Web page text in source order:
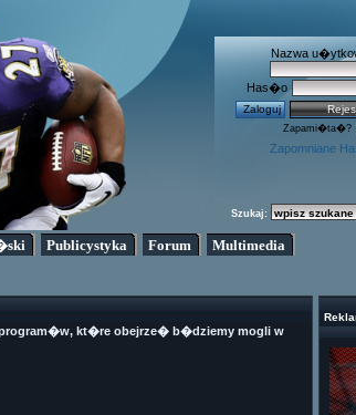
Nazwa
Has�o
Zapami�ta�?
Zapomniane
Szukaj:
Publicystyka Forum Multimedia
kt�re obejrze� b�dziemy mogli w